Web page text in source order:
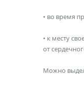
• во время
• к месту
от
Можно